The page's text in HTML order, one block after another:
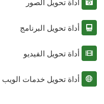
أداة تحويل الصور
أداة تحويل البرنامج
أداة تحويل الفيديو
أداة تحويل خدمات الويب